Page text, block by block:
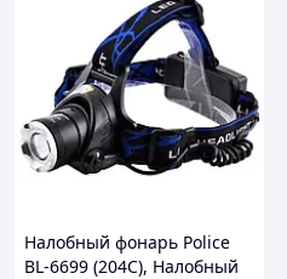
Налобный фонарь Police
BL-6699 (204C), Налобный